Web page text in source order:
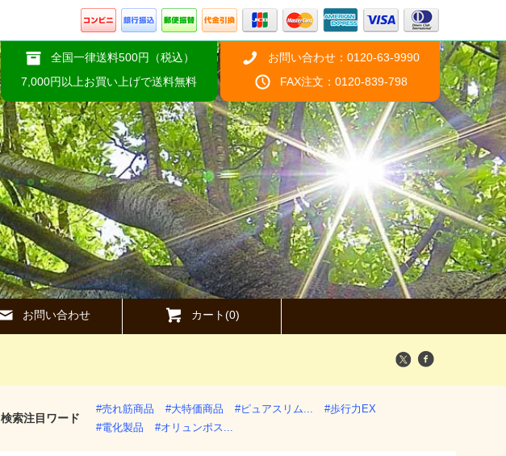
全国一律送料500円（税込）
7,000円以上お買い上げで送料無料
お問い合わせ：0120-63-9990
FAX注文：0120-839-798
お問い合わせ カート(0)
検索注目ワード
#売れ筋商品 #大特価商品 #ピュアスリム...
#歩行力EX
#電化製品
#オリュンポス...